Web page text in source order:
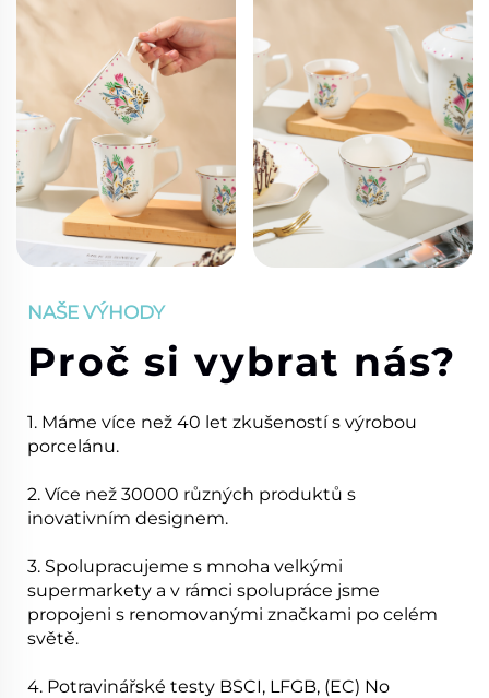
NAŠE VÝHODY
Proč si vybrat nás?
1. Máme více než 40 let zkušeností s výrobou
porcelánu.
2. Více než 30000 různých produktů s
inovativním designem.
3. Spolupracujeme s mnoha velkými
supermarkety a v rámci spolupráce jsme
propojeni s renomovanými značkami po celém
světě.
4. Potravinářské testy BSCI, LFGB, (EC) No